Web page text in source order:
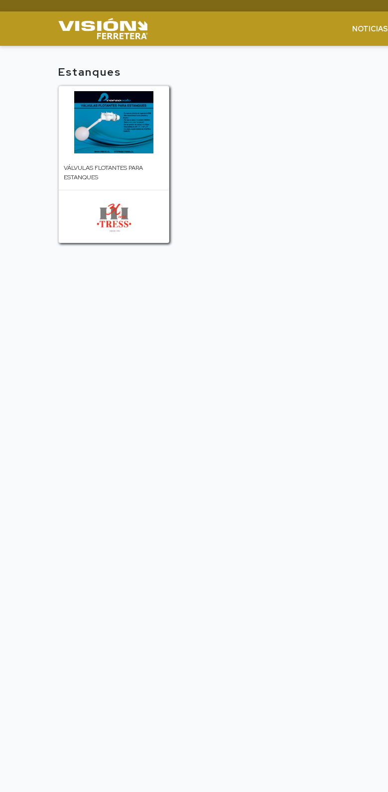
NOTICIAS
Estanques
VÁLVULAS FLOTANTES PARA
ESTANQUES